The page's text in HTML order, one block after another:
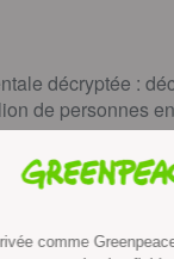
décryptée :
de personnes